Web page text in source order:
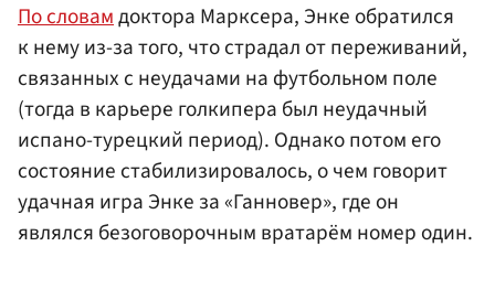
По словамдоктора Марксера, Энке обратился
к нему из-за того, что страдал от переживаний,
связанных с неудачами на футбольном поле
(тогда в карьере голкипера был неудачный
испано-турецкий период). Однако потом его
состояние стабилизировалось, о чем говорит
удачная игра Энке за «Ганновер», где он
являлся безоговорочным вратарём номер один.